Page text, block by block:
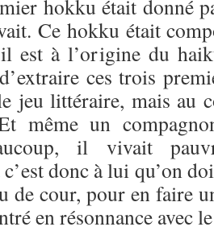
hokku était donné
Ce hokku était
est à l’origine du
ces trois
jeu littéraire, mais au
même un
il vivait
c’est donc à lui qu’on
de cour, pour en faire
en résonnance avec